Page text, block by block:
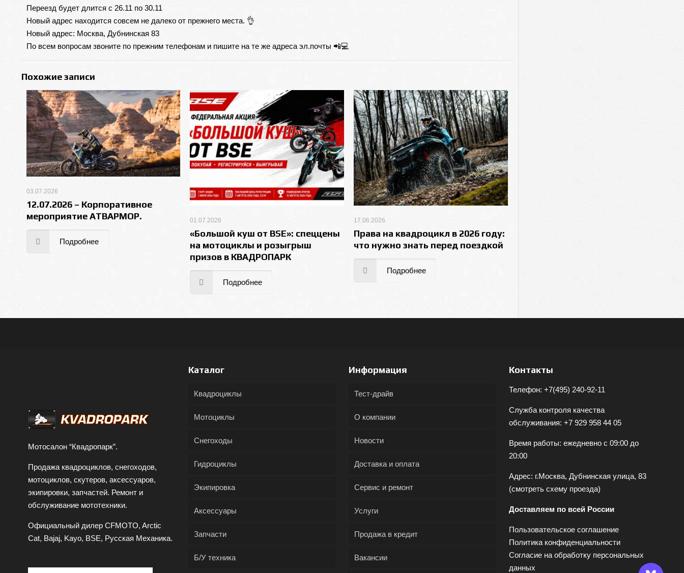
Переезд будет длится с 26.11 по 30.11
Новый адрес находится совсем не далеко от прежнего места. 👌
Новый адрес: Москва, Дубнинская 83
По всем вопросам звоните по прежним телефонам и пишите на те же адреса эл.почты 📲💻
Похожие записи
03.07.2026
12.07.2026 – Корпоративное
мероприятие АТВАРМОР.
Подробнее
01.07.2026
«Большой куш от BSE»: спеццены
на мотоциклы и розыгрыш
призов в КВАДРОПАРК
Подробнее
17.06.2026
Права на квадроцикл в 2026 году:
что нужно знать перед поездкой
Подробнее
Мотосалон “Квадропарк”.
Продажа квадроциклов, снегоходов,
мотоциклов, скутеров, аксессуаров,
экипировки, запчастей. Ремонт и
обслуживание мототехники.
Официальный дилер CFMOTO, Arctic
Cat, Bajaj, Kayo, BSE, Русская Механика.
Каталог
Квадроциклы
Мотоциклы
Снегоходы
Гидроциклы
Экипировка
Аксессуары
Запчасти
Б/У техника
Информация
Тест-драйв
О компании
Новости
Доставка и оплата
Сервис и ремонт
Услуги
Продажа в кредит
Вакансии
Контакты
Телефон: +7(495) 240-92-11
Служба контроля качества
обслуживания: +7 929 958 44 05
Время работы: ежедневно с 09:00 до
20:00
Адрес: г.Москва, Дубнинская улица, 83
(смотреть схему проезда)
Доставляем по всей России
Пользовательское соглашение
Политика конфиденциальности
Согласие на обработку персональных
данных